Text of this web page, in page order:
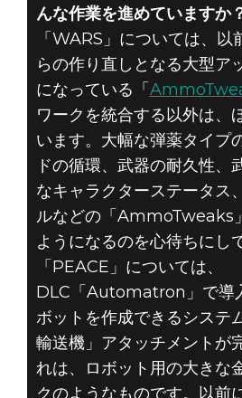
んな作業を進めていますか
「WARS」については、以
らの作り直しとなる大型ア
になっている「
ワークを統合する以外は、
います。大幅な弾薬タイプ
ドの循環、武器の耐久性、
なキャラクターステータス
ルなどの「AmmoTweaks
ようになるのを心待ちにし
「PEACE」については、
DLC「Automatron」で導
ボットを作成できるシステ
輸送機」アタッチメントが
れは、ロボット用の大きな
クのようなものです。以前